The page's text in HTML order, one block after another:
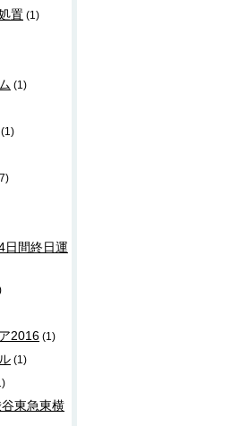
置 (1)
(1)
(1)
日間終日運
2016 (1)
(1)
東急東横